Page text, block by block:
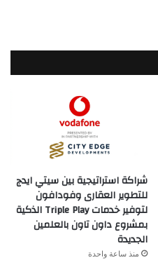
شراكة استراتيجية بين سيتي ايدج
للتطوير العقارى وفودافون
لتوفير خدمات Triple Play الذكية
بمشروع داون تاون بالعلمين
الجديدة
منذ ساعة واحدة